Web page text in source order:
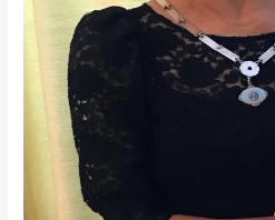
järjestämässä
juhlassa
1.2024)